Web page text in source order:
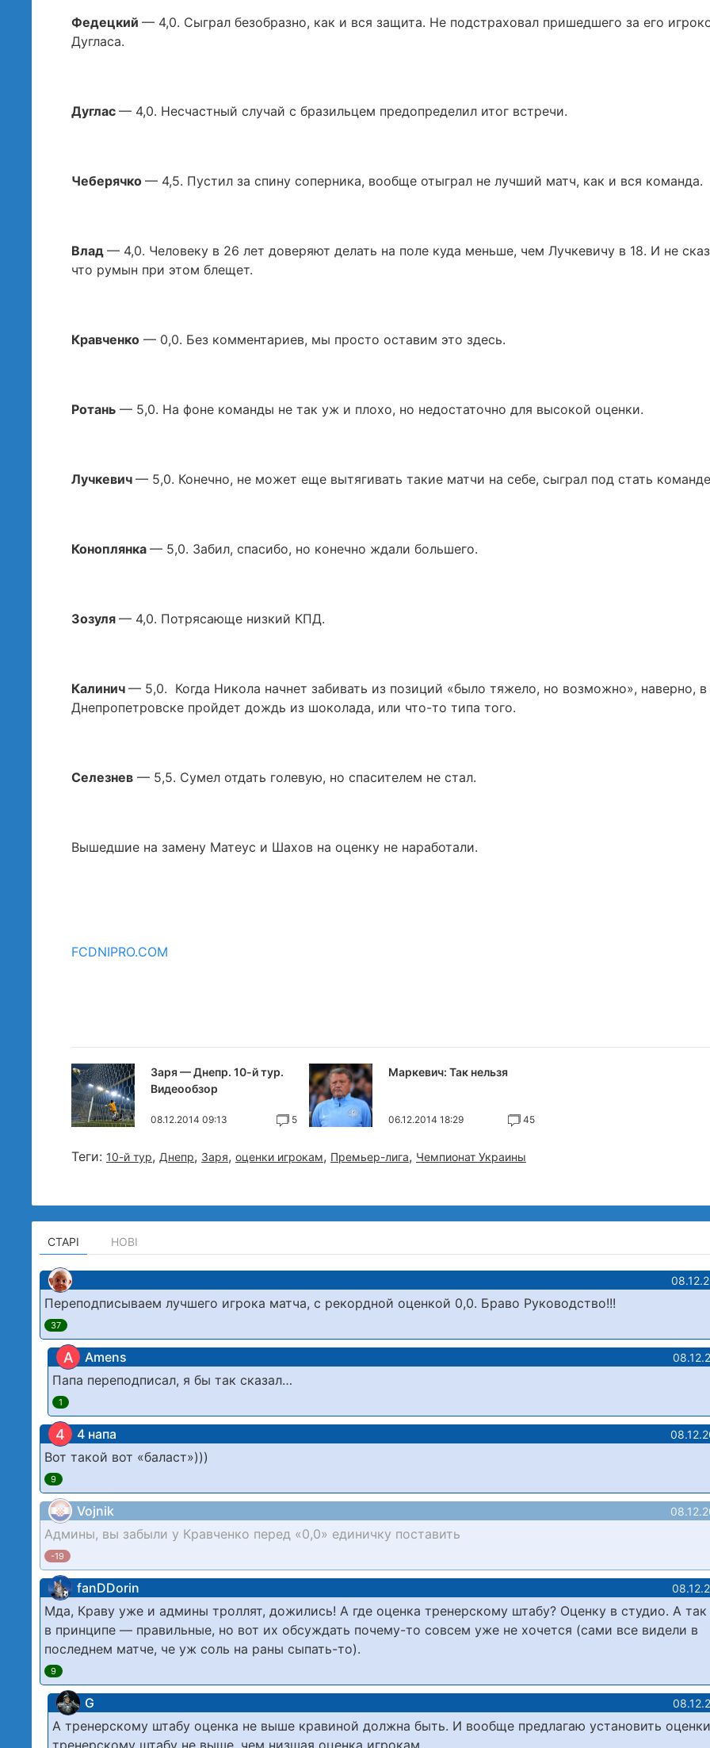
Федецкий — 4,0. Сыграл безобразно, как и вся защита. Не подстраховал пришедшего за его
Дугласа.
Дуглас — 4,0. Несчастный случай с бразильцем предопределил итог встречи.
Чеберячко — 4,5. Пустил за спину соперника, вообще отыграл не лучший матч, как и вся команда.
Влад — 4,0. Человеку в 26 лет доверяют делать на поле куда меньше, чем Лучкевичу в 18. И не
что румын при этом блещет.
Кравченко — 0,0. Без комментариев, мы просто оставим это здесь.
Ротань — 5,0. На фоне команды не так уж и плохо, но недостаточно для высокой оценки.
Лучкевич — 5,0. Конечно, не может еще вытягивать такие матчи на себе, сыграл под стать
Коноплянка — 5,0. Забил, спасибо, но конечно ждали большего.
Зозуля — 4,0. Потрясающе низкий КПД.
Калинич — 5,0. Когда Никола начнет забивать из позиций «было тяжело, но возможно», наверно, в
Днепропетровске пройдет дождь из шоколада, или что-то типа того.
Селезнев — 5,5. Сумел отдать голевую, но спасителем не стал.
Вышедшие на замену Матеус и Шахов на оценку не наработали.
FCDNIPRO.COM
Заря — Днепр. 10-й тур.
Видеообзор
08.12.2014 09:13 5
Маркевич: Так нельзя
06.12.2014 18:29 45
Теги: 10-й тур, Днепр, Заря, оценки игрокам, Премьер-лига, Чемпионат Украины
СТАРІ НОВІ
Переподписываем лучшего игрока матча, с рекордной оценкой 0,0. Браво Руководство!!!
37
A Amens
Папа переподписал, я бы так сказал…
1
4 4 напа
Вот такой вот «баласт»)))
9
Vojnik
Админы, вы забыли у Кравченко перед «0,0» единичку поставить
-19
fanDDorin
Мда, Краву уже и админы троллят, дожились! А где оценка тренерскому штабу? Оценку в студио. А так
в принципе — правильные, но вот их обсуждать почему-то совсем уже не хочется (сами все видели в
последнем матче, че уж соль на раны сыпать-то).
9
G
А тренерскому штабу оценка не выше кравиной должна быть. И вообще предлагаю установить оценки
тренерскому штабу не выше, чем низшая оценка игрокам…